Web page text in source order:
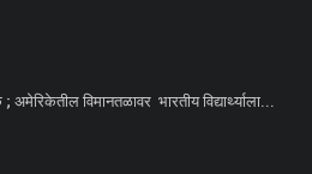
विमानतळावर भारतीय विद्यार्थ्याला...